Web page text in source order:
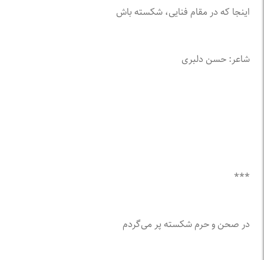
اینجا که در مقام فنایی، شکسته باش
شاعر: حسن دلبری
***
در صحن و حرم شکسته پر می‌گردم